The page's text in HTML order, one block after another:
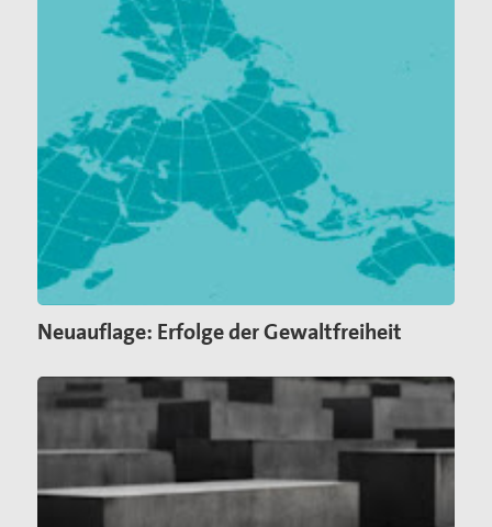
Neuauflage: Erfolge der Gewaltfreiheit